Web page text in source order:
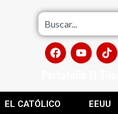
EL CATÓLICO EEUU